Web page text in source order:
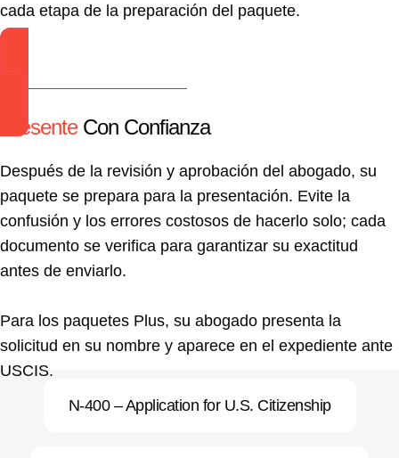
cada etapa de la preparación del paquete.
PresenteCon Confianza
Después de la revisión y aprobación del abogado, su
paquete se prepara para la presentación. Evite la
confusión y los errores costosos de hacerlo solo; cada
documento se verifica para garantizar su exactitud
antes de enviarlo.
Para los paquetes Plus, su abogado presenta la
solicitud en su nombre y aparece en el expediente ante
USCIS.
N-400 – Application for U.S. Citizenship